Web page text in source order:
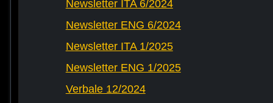
Newsletter ITA 6/2024
Newsletter ENG 6/2024
Newsletter ITA 1/2025
Newsletter ENG 1/2025
Verbale 12/2024